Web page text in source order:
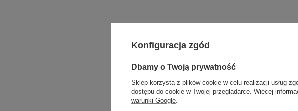
Konfiguracja zgód
Dbamy o Twoją prywatność
Sklep korzysta z plików cookie w celu realizacji usług
dostępu do cookie w Twojej przeglądarce. Więcej
warunki Google